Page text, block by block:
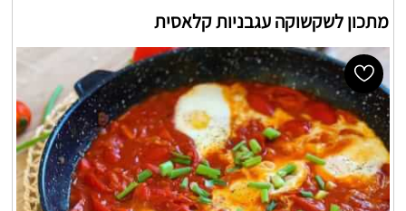
מתכון לשקשוקה עגבניות קלאסית